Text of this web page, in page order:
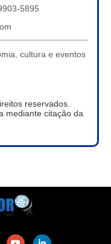
5895
cultura e eventos
reservados.
mediante citação da